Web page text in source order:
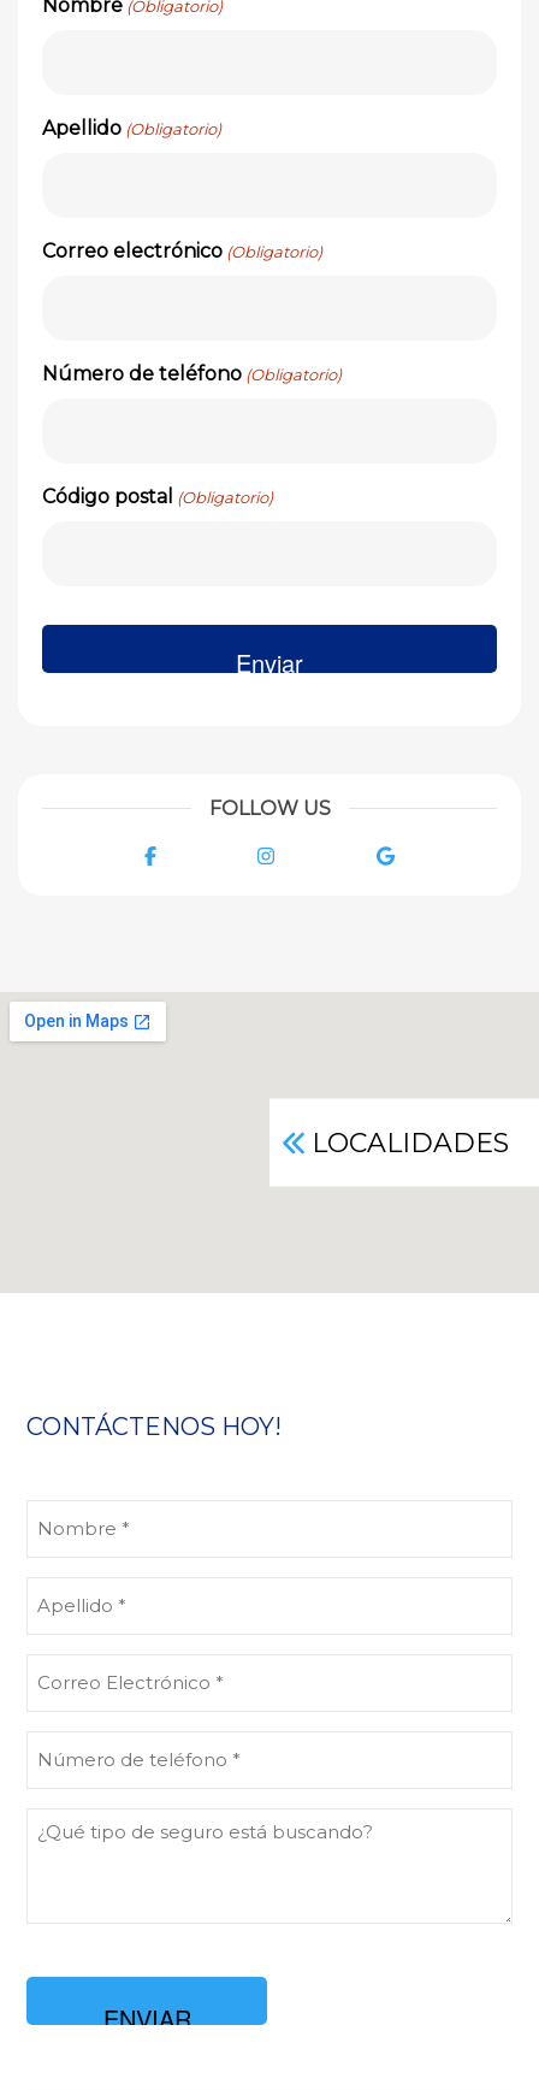
Nombre (Obligatorio)
Apellido (Obligatorio)
Correo electrónico (Obligatorio)
Número de teléfono (Obligatorio)
Código postal (Obligatorio)
FOLLOW US
Facebook Instagram Google
LOCALIDADES
CONTÁCTENOS HOY!
(Obligatorio)
Electrónico
de
(Obligatorio)
¿Qué
tipo